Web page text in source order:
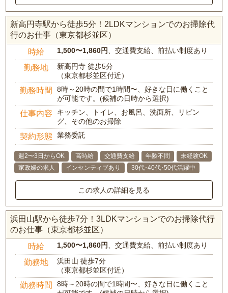
新高円寺駅から徒歩5分！2LDKマンションでのお掃除代
行のお仕事（東京都杉並区）
時給 1,500〜1,860円 、交通費支給、前払い制度あり
勤務地
新高円寺 徒歩5分
（東京都杉並区付近）
勤務時間
8時～20時の間で1時間〜、好きな日に働くこと
が可能です。(候補の日時から選択)
仕事内容
キッチン、トイレ、お風呂、洗面所、リビン
グ、その他のお掃除
契約形態 業務委託
週2〜3日からOK 高時給 交通費支給 年齢不問
未経験OK
家政婦の求人
インセンティブあり 30代･40代･50代活躍中
この求人の詳細を見る
浜田山駅から徒歩7分！3LDKマンションでのお掃除代行
のお仕事（東京都杉並区）
時給 1,500〜1,860円 、交通費支給、前払い制度あり
勤務地
浜田山 徒歩7分
（東京都杉並区付近）
勤務時間
8時～20時の間で1時間〜、好きな日に働くこと